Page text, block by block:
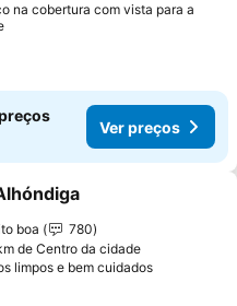
na cobertura com vista para a
Ver preços
aos favoritos
boa
780
de Centro da cidade
limpos e bem cuidadosVer